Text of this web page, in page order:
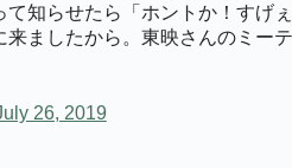
知らせたら「ホントか！すげ
ましたから。東映さんのミー
26, 2019